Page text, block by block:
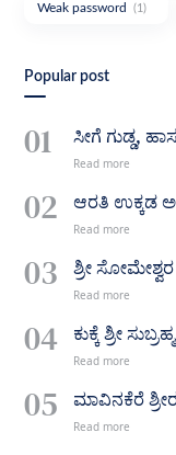
Weak password (1)
Popular post
ಸೀಗೆ ಗುಡ್ಡ,
ಆರತಿ ಉಕ್ಕಡ
ಶ್ರೀ
ಕುಕ್ಕೆ ಶ್ರೀ
ಮಾವಿನಕೆರೆ